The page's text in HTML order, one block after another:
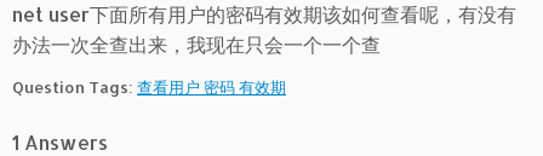
net user下面所有用户的密码有效期该如何查看呢，有没有
办法一次全查出来，我现在只会一个一个查
Question Tags: 查看用户 密码 有效期
1 Answers